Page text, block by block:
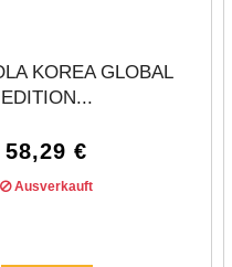
KOREA GLOBAL
EDITION...
58,29 €
Ausverkauft